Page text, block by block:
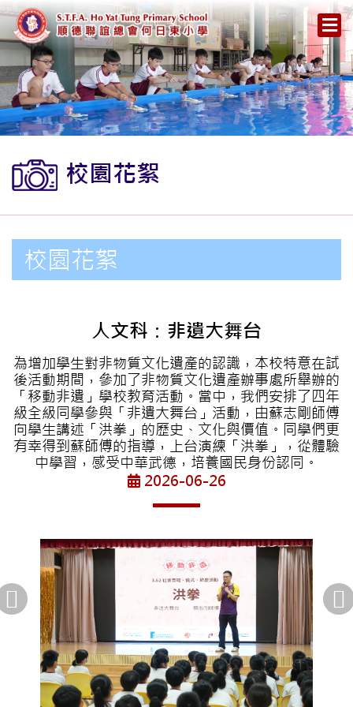
校園花絮
校園花絮
人文科：非遺大舞台
為增加學生對非物質文化遺產的認識，本校特意在試
後活動期間，參加了非物質文化遺產辦事處所舉辦的
「移動非遺」學校教育活動。當中，我們安排了四年
級全級同學參與「非遺大舞台」活動，由蘇志剛師傅
向學生講述「洪拳」的歷史、文化與價值。同學們更
有幸得到蘇師傅的指導，上台演練「洪拳」，從體驗
中學習，感受中華武德，培養國民身份認同。
2026-06-26